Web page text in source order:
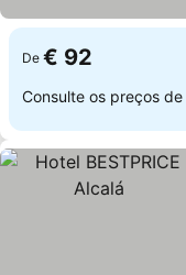
De € 92
Consulte os preços de